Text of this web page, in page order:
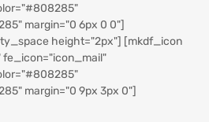
margin="0 6px 0 0"]
height="2px"] [mkdf_icon
margin="0 9px 3px 0"]